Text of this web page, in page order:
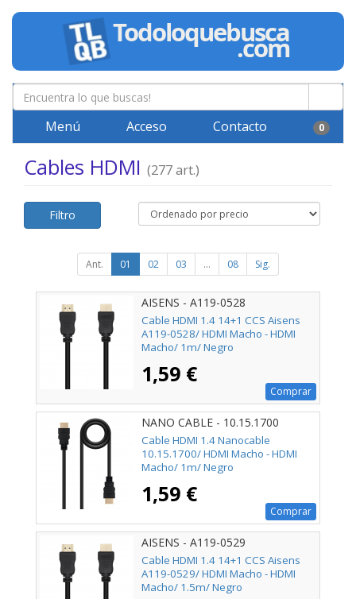
Menú Acceso Contacto 0
Cables HDMI (277 art.)
Filtro
Ant. 01 02 03 ... 08 Sig.
AISENS - A119-0528
Cable HDMI 1.4 14+1 CCS Aisens
A119-0528/ HDMI Macho - HDMI
Macho/ 1m/ Negro
1,59 €
Comprar
NANO CABLE - 10.15.1700
Cable HDMI 1.4 Nanocable
10.15.1700/ HDMI Macho - HDMI
Macho/ 1m/ Negro
1,59 €
Comprar
AISENS - A119-0529
Cable HDMI 1.4 14+1 CCS Aisens
A119-0529/ HDMI Macho - HDMI
Macho/ 1.5m/ Negro